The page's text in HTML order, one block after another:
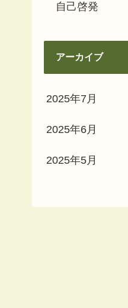
自己啓発
アーカイブ
2025年7月
2025年6月
2025年5月